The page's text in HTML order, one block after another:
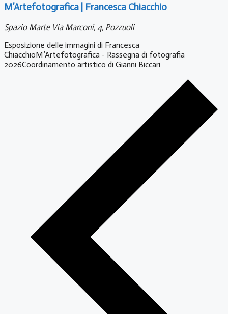
M’Artefotografica | Francesca Chiacchio
Spazio Marte Via Marconi, 4, Pozzuoli
Esposizione delle immagini di Francesca
ChiacchioM’Artefotografica - Rassegna di fotografia
2026Coordinamento artistico di Gianni Biccari